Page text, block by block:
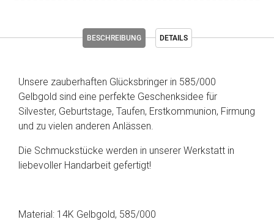
BESCHREIBUNG DETAILS
Unsere zauberhaften Glücksbringer in 585/000
Gelbgold sind eine perfekte Geschenksidee für
Silvester, Geburtstage, Taufen, Erstkommunion, Firmung
und zu vielen anderen Anlässen.
Die Schmuckstücke werden in unserer Werkstatt in
liebevoller Handarbeit gefertigt!
Material: 14K Gelbgold, 585/000